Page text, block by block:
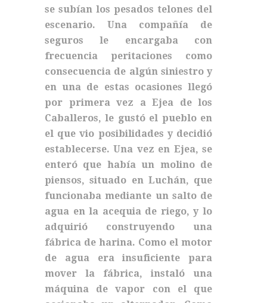
se subían los pesados telones del
escenario. Una compañía de
seguros le encargaba con
frecuencia peritaciones como
consecuencia de algún siniestro y
en una de estas ocasiones llegó
por primera vez a Ejea de los
Caballeros, le gustó el pueblo en
el que vio posibilidades y decidió
establecerse. Una vez en Ejea, se
enteró que había un molino de
piensos, situado en Luchán, que
funcionaba mediante un salto de
agua en la acequia de riego, y lo
adquirió construyendo una
fábrica de harina. Como el motor
de agua era insuficiente para
mover la fábrica, instaló una
máquina de vapor con el que